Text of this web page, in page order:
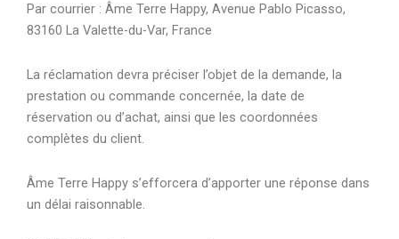
Par courrier : Âme Terre Happy, Avenue Pablo Picasso,
83160 La Valette-du-Var, France
La réclamation devra préciser l’objet de la demande, la
prestation ou commande concernée, la date de
réservation ou d’achat, ainsi que les coordonnées
complètes du client.
Âme Terre Happy s’efforcera d’apporter une réponse dans
un délai raisonnable.